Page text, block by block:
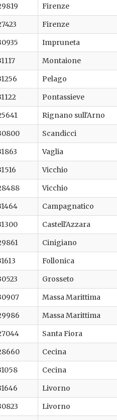
Firenze
Firenze
Impruneta
Montaione
Pelago
Pontassieve
Rignano sull'Arno
Scandicci
Vaglia
Vicchio
Vicchio
Campagnatico
Castell'Azzara
Cinigiano
Follonica
Grosseto
Massa Marittima
Massa Marittima
Santa Fiora
Cecina
Cecina
Livorno
Livorno